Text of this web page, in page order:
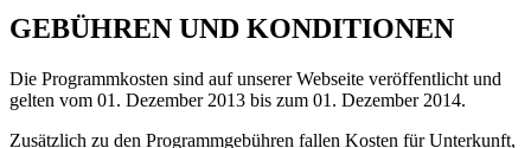
GEBÜHREN UND KONDITIONEN
Die Programmkosten sind auf unserer Webseite veröffentlicht und
gelten vom 01. Dezember 2013 bis zum 01. Dezember 2014.
Zusätzlich zu den Programmgebühren fallen Kosten für Unterkunft,